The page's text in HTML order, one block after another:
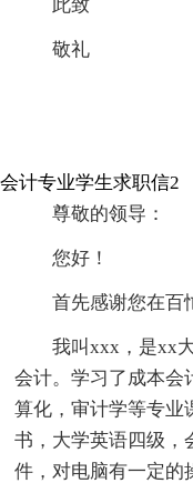
此致
敬礼
会计专业学生求职信2
尊敬的领导：
您好！
首先感谢您在百
我叫xxx，是xx
会计。学习了成本会
算化，审计学等专业
书，大学英语四级，
件，对电脑有一定的